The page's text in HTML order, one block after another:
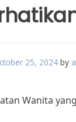
25, 2024 by
Wanita